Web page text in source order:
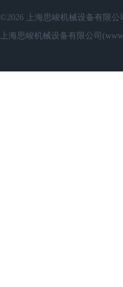
©2026 上海思峻机械设备有限公
上海思峻机械设备有限公司